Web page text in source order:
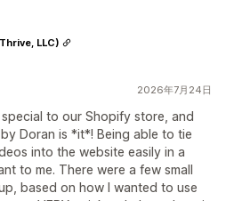
2026年7月24日
to our Shopify store, and
Doran is *it*! Being able to tie
into the website easily in a
to me. There were a few small
based on how I wanted to use
LLC)